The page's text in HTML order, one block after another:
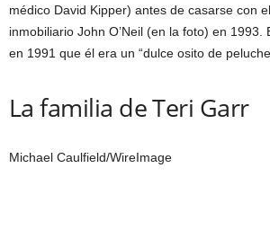
médico David Kipper) antes de casarse con
inmobiliario John O’Neil (en la foto) en 1993.
en 1991 que él era un “dulce osito de
La familia de Teri Garr
Michael Caulfield/WireImage